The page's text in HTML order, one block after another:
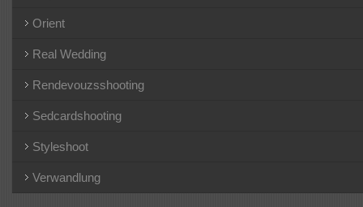
Orient
Real Wedding
Rendevouzsshooting
Sedcardshooting
Styleshoot
Verwandlung